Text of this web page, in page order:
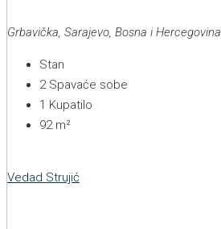
Grbavička, Sarajevo, Bosna i Hercegovina
Stan
2 Spavaće sobe
1 Kupatilo
92 m²
Vedad Strujić